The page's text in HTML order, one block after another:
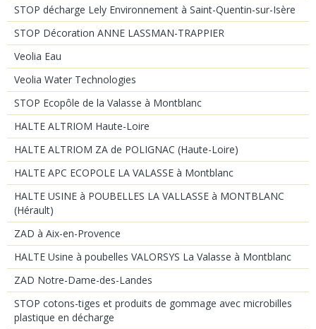
STOP décharge Lely Environnement à Saint-Quentin-sur-Isère
STOP Décoration ANNE LASSMAN-TRAPPIER
Veolia Eau
Veolia Water Technologies
STOP Ecopôle de la Valasse à Montblanc
HALTE ALTRIOM Haute-Loire
HALTE ALTRIOM ZA de POLIGNAC (Haute-Loire)
HALTE APC ECOPOLE LA VALASSE à Montblanc
HALTE USINE à POUBELLES LA VALLASSE à MONTBLANC
(Hérault)
ZAD à Aix-en-Provence
HALTE Usine à poubelles VALORSYS La Valasse à Montblanc
ZAD Notre-Dame-des-Landes
STOP cotons-tiges et produits de gommage avec microbilles
plastique en décharge